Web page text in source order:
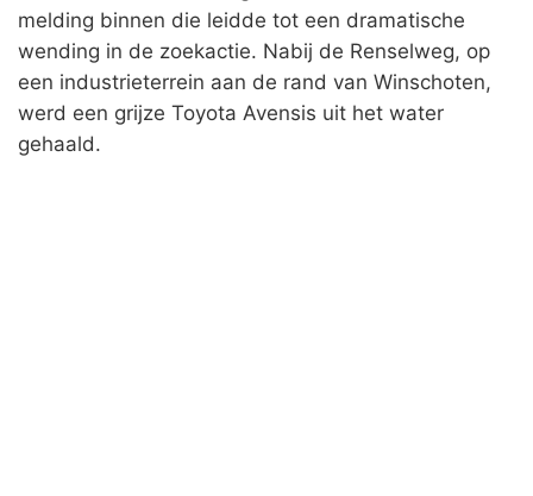
melding binnen die leidde tot een dramatische
wending in de zoekactie. Nabij de Renselweg, op
een industrieterrein aan de rand van Winschoten,
werd een grijze Toyota Avensis uit het water
gehaald.